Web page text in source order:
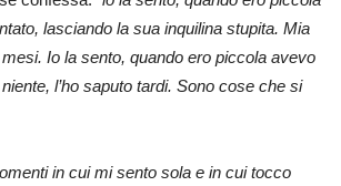
lasciando la sua inquilina stupita. Mia
Io la sento, quando ero piccola avevo
l’ho saputo tardi. Sono cose che si
in cui mi sento sola e in cui tocco